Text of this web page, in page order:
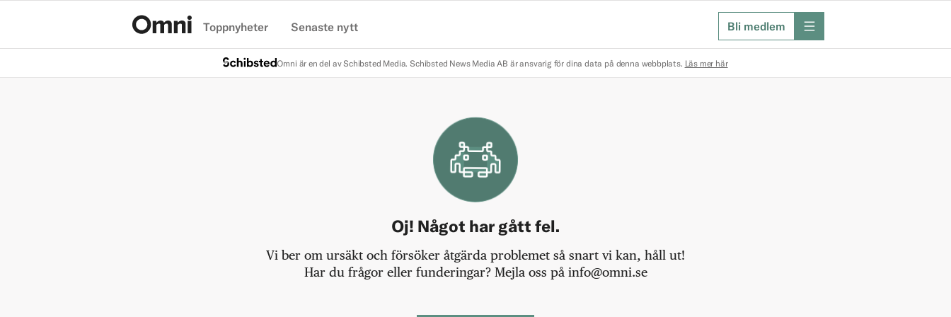
Toppnyheter Senaste nytt Bli medlem meny
Omni är en del av Schibsted Media. Schibsted News Media AB är ansvarig för dina data på denna webbplats. Läs mer här
Oj! Något har gått fel.
Vi ber om ursäkt och försöker åtgärda problemet så snart vi kan, håll ut!
Har du frågor eller funderingar? Mejla oss på info@omni.se